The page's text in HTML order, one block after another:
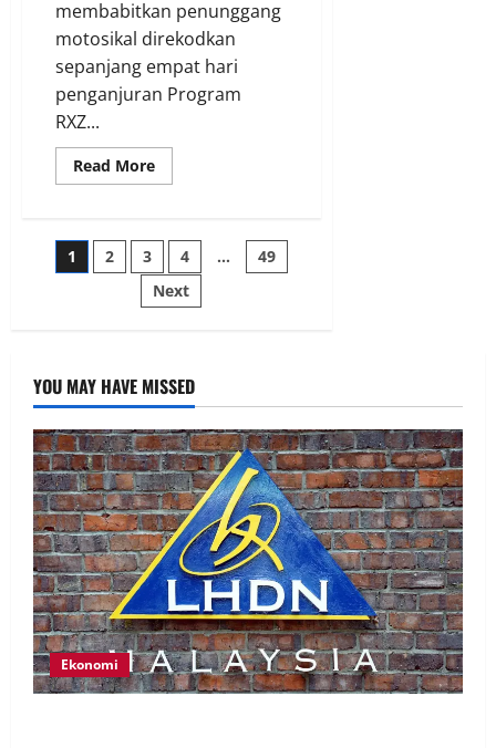
membabitkan penunggang
motosikal direkodkan
sepanjang empat hari
penganjuran Program
RXZ...
Read More
1 2 3 4 …
49
Next
YOU MAY HAVE MISSED
Ekonomi